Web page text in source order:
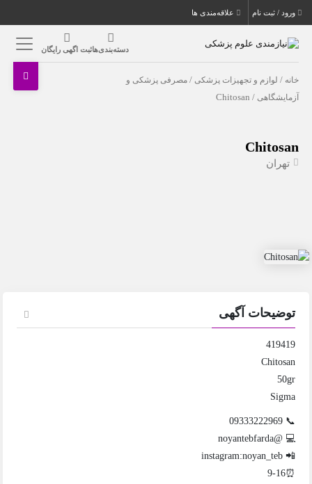
ورود / ثبت نام علاقه‌مندی ها
دسته‌بندی‌هاثبت اگهی رایگان
خانه / لوازم و تجهیزات پزشکی /مصرفی پزشکی و
آزمایشگاهی / Chitosan
Chitosan
تهران
توضیحات آگهی
419419
Chitosan
50gr
Sigma
📞 09333222969
💻 @noyantebfarda
📲 instagram:noyan_teb
⏰9-16